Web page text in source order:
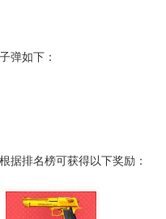
弹如下：
据排名榜可获得以下奖励：